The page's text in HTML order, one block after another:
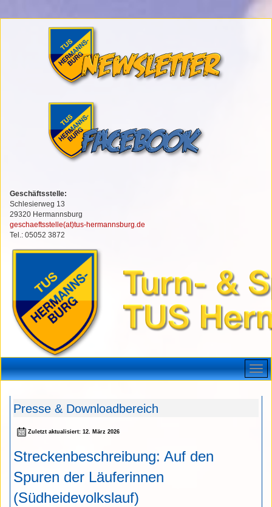
Geschäftsstelle:
Schlesierweg 13
29320 Hermannsburg
geschaeftsstelle(at)tus-hermannsburg.de
Tel.: 05052 3872
Presse & Downloadbereich
Zuletzt aktualisiert: 12. März 2026
Streckenbeschreibung: Auf den
Spuren der Läuferinnen
(Südheidevolkslauf)